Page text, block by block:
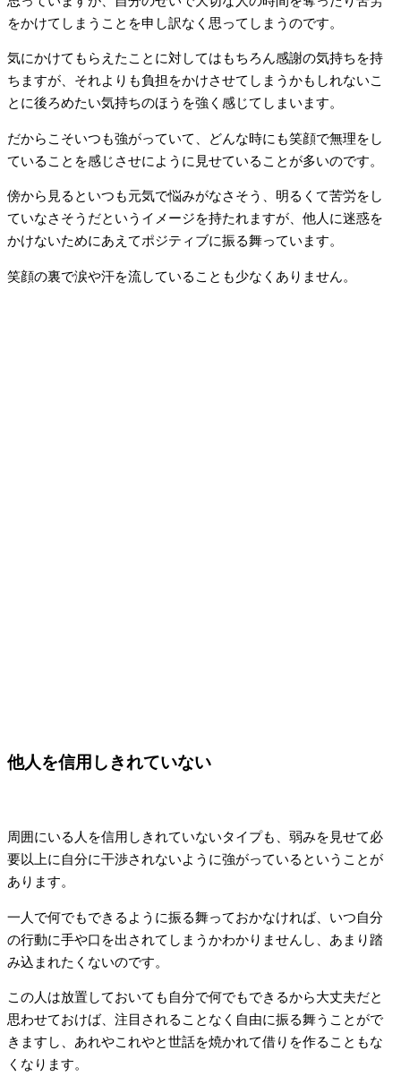
をかけてしまうことを申し訳なく思ってしまうのです。
気にかけてもらえたことに対してはもちろん感謝の気持ちを持
ちますが、それよりも負担をかけさせてしまうかもしれないこ
とに後ろめたい気持ちのほうを強く感じてしまいます。
だからこそいつも強がっていて、どんな時にも笑顔で無理をし
ていることを感じさせにように見せていることが多いのです。
傍から見るといつも元気で悩みがなさそう、明るくて苦労をし
ていなさそうだというイメージを持たれますが、他人に迷惑を
かけないためにあえてポジティブに振る舞っています。
笑顔の裏で涙や汗を流していることも少なくありません。
他人を信用しきれていない
周囲にいる人を信用しきれていないタイプも、弱みを見せて必
要以上に自分に干渉されないように強がっているということが
あります。
一人で何でもできるように振る舞っておかなければ、いつ自分
の行動に手や口を出されてしまうかわかりませんし、あまり踏
み込まれたくないのです。
この人は放置しておいても自分で何でもできるから大丈夫だと
思わせておけば、注目されることなく自由に振る舞うことがで
きますし、あれやこれやと世話を焼かれて借りを作ることもな
くなります。